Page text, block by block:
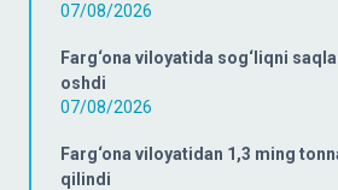
07/08/2026
Farg‘ona viloyatida sog‘liqni
oshdi
07/08/2026
Farg‘ona viloyatidan 1,3 ming
qilindi